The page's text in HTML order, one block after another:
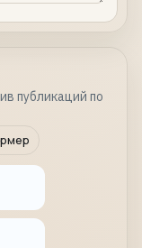
публикаций по